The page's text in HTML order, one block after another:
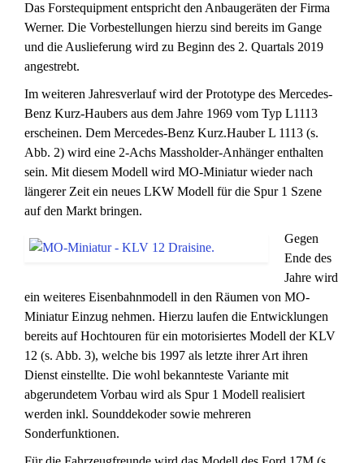
Das Forstequipment entspricht den Anbaugeräten der Firma
Werner. Die Vorbestellungen hierzu sind bereits im Gange
und die Auslieferung wird zu Beginn des 2. Quartals 2019
angestrebt.
Im weiteren Jahresverlauf wird der Prototype des Mercedes-
Benz Kurz-Haubers aus dem Jahre 1969 vom Typ L1113
erscheinen. Dem Mercedes-Benz Kurz.Hauber L 1113 (s.
Abb. 2) wird eine 2-Achs Massholder-Anhänger enthalten
sein. Mit diesem Modell wird MO-Miniatur wieder nach
längerer Zeit ein neues LKW Modell für die Spur 1 Szene
auf den Markt bringen.
Gegen
Ende des
Jahre wird
ein weiteres Eisenbahnmodell in den Räumen von MO-
Miniatur Einzug nehmen. Hierzu laufen die Entwicklungen
bereits auf Hochtouren für ein motorisiertes Modell der KLV
12 (s. Abb. 3), welche bis 1997 als letzte ihrer Art ihren
Dienst einstellte. Die wohl bekannteste Variante mit
abgerundetem Vorbau wird als Spur 1 Modell realisiert
werden inkl. Sounddekoder sowie mehreren
Sonderfunktionen.